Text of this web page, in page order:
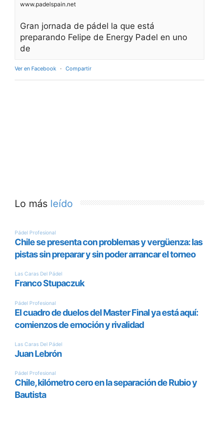
www.padelspain.net
Gran jornada de pádel la que está
preparando Felipe de Energy Padel en uno
de
Ver en Facebook · Compartir
Lo más leído